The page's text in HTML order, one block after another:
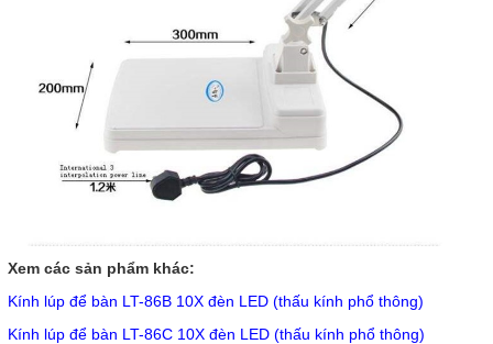
Xem các sản phẩm khác:
Kính lúp để bàn LT-86B 10X đèn LED (thấu kính phổ thông)
Kính lúp để bàn LT-86C 10X đèn LED (thấu kính phổ thông)